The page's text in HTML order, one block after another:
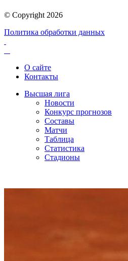
© Copyright 2026
Политика обработки данных
О сайте
Контакты
Высшая лига
Новости
Конкурс прогнозов
Составы
Матчи
Таблица
Статистика
Стадионы